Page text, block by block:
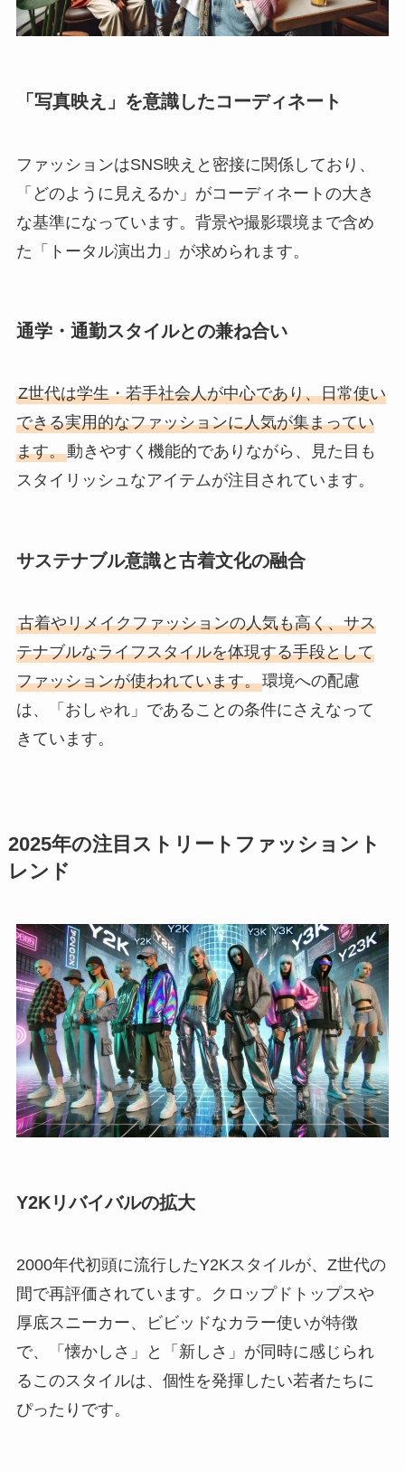
「写真映え」を意識したコーディネート
ファッションはSNS映えと密接に関係しており、
「どのように見えるか」がコーディネートの大き
な基準になっています。背景や撮影環境まで含め
た「トータル演出力」が求められます。
通学・通勤スタイルとの兼ね合い
Z世代は学生・若手社会人が中心であり、日常使い
できる実用的なファッションに人気が集まってい
ます。動きやすく機能的でありながら、見た目も
スタイリッシュなアイテムが注目されています。
サステナブル意識と古着文化の融合
古着やリメイクファッションの人気も高く、サス
テナブルなライフスタイルを体現する手段として
ファッションが使われています。環境への配慮
は、「おしゃれ」であることの条件にさえなって
きています。
2025年の注目ストリートファッショント
レンド
Y2Kリバイバルの拡大
2000年代初頭に流行したY2Kスタイルが、Z世代の
間で再評価されています。クロップドトップスや
厚底スニーカー、ビビッドなカラー使いが特徴
で、「懐かしさ」と「新しさ」が同時に感じられ
るこのスタイルは、個性を発揮したい若者たちに
ぴったりです。